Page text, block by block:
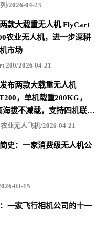
的大型无人直升机，主
件设计和高度冗余备份设
预警功能，拥有多种可预
的接口资源，支持百思智
同机型。
个代号叫“哪吒”，哪吒有
余实时在线表决方式，实
了三个大脑。当一个“大
“大脑”，极大提高了飞控
是一飞智控研发团队在有
改造、电器改造和控制系
/2026-04-23
款大载重无人机 FlyCart
农业无人机，进一步深耕
市场
200/2026-04-21
布两款大载重无人机
，单机载重200KG，
海拔不减载，支持四机联吊
业无人飞机/2026-04-21
史：一家消费级无人机公
03-15
一家飞行相机公司的十一